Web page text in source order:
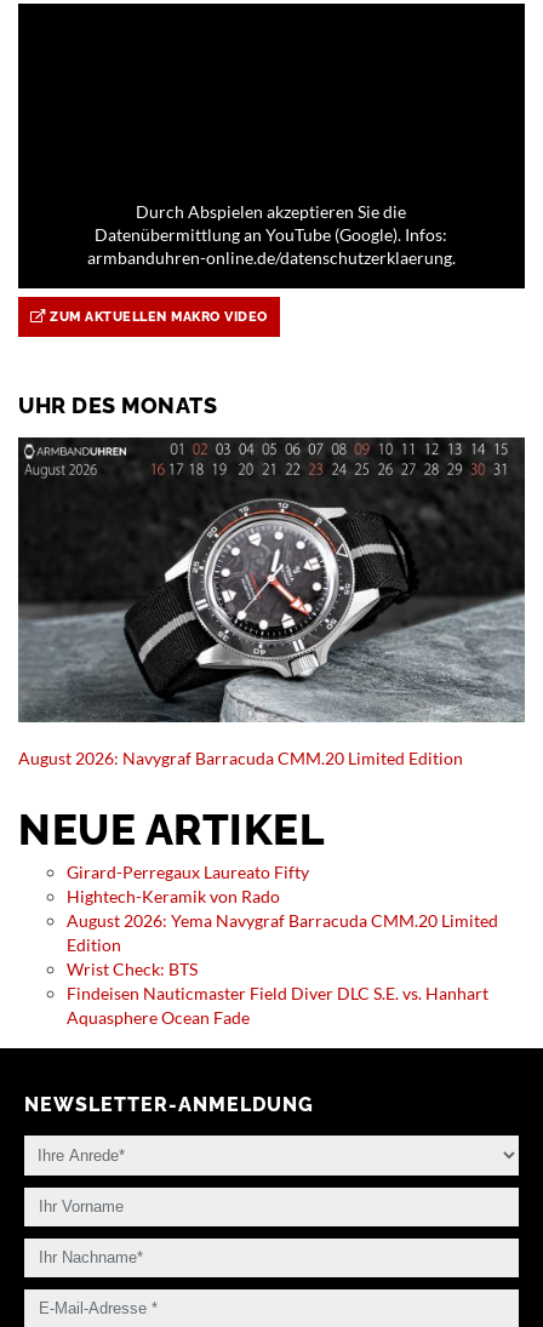
Durch Abspielen akzeptieren Sie die
Datenübermittlung an YouTube (Google). Infos:
armbanduhren-online.de/datenschutzerklaerung.
ZUM AKTUELLEN MAKRO VIDEO
UHR DES MONATS
August 2026: Navygraf Barracuda CMM.20 Limited Edition
NEUE ARTIKEL
Girard-Perregaux Laureato Fifty
Hightech-Keramik von Rado
August 2026: Yema Navygraf Barracuda CMM.20 Limited
Edition
Wrist Check: BTS
Findeisen Nauticmaster Field Diver DLC S.E. vs. Hanhart
Aquasphere Ocean Fade
NEWSLETTER-ANMELDUNG